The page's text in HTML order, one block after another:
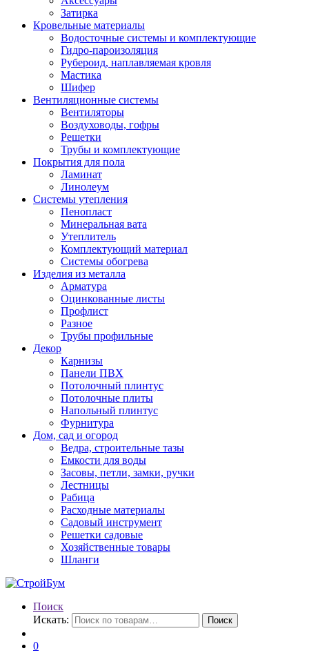
Затирка
Кровельные материалы
Водосточные системы и комплектующие
Гидро-пароизоляция
Рубероид, наплавляемая кровля
Мастика
Шифер
Вентиляционные системы
Вентиляторы
Воздуховоды, гофры
Решетки
Трубы и комплектующие
Покрытия для пола
Ламинат
Линолеум
Системы утепления
Пенопласт
Минеральная вата
Утеплитель
Комплектующий материал
Системы обогрева
Изделия из металла
Арматура
Оцинкованные листы
Профлист
Разное
Трубы профильные
Декор
Карнизы
Панели ПВХ
Потолочный плинтус
Потолочные плиты
Напольный плинтус
Фурнитура
Дом, сад и огород
Ведра, строительные тазы
Емкости для воды
Засовы, петли, замки, ручки
Лестницы
Рабица
Расходные материалы
Садовый инструмент
Решетки садовые
Хозяйственные товары
Шланги
Поиск
Искать:
Поиск
0